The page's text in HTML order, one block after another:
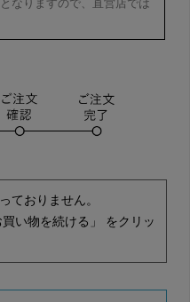
なりますので、直営店では
ておりません。
い物を続ける」 をクリッ